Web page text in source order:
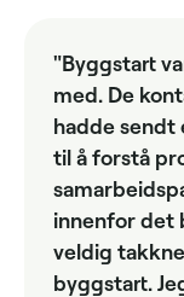
"Byggstart
med. De
hadde sendt
til å forstå
innenfor det
veldig
byggstart.